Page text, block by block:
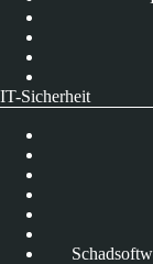
IT-Sicherheit